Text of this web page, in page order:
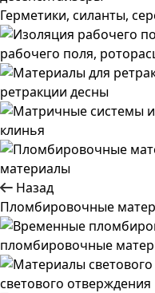
Герметики, силанты,
рабочего поля,
ретракции десны
клинья
материалы
Назад
Пломбировочные
пломбировочные
светового отверждения